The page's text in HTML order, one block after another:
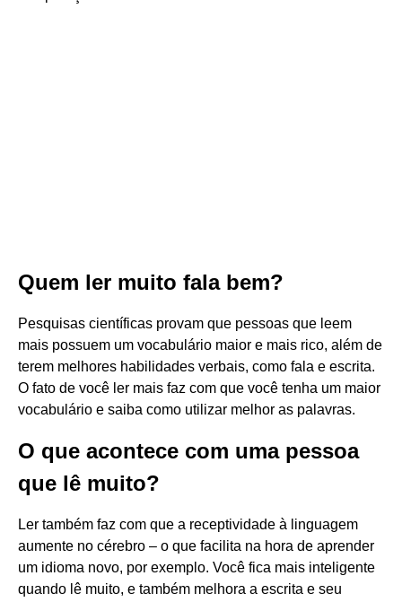
Quem ler muito fala bem?
Pesquisas científicas provam que pessoas que leem
mais possuem um vocabulário maior e mais rico, além de
terem melhores habilidades verbais, como fala e escrita.
O fato de você ler mais faz com que você tenha um maior
vocabulário e saiba como utilizar melhor as palavras.
O que acontece com uma pessoa
que lê muito?
Ler também faz com que a receptividade à linguagem
aumente no cérebro – o que facilita na hora de aprender
um idioma novo, por exemplo. Você fica mais inteligente
quando lê muito, e também melhora a escrita e seu